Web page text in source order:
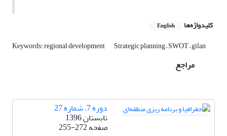
کلیدواژه‌ها English
Keywords: regional development Strategic planning – SWOT – gilan
مراجع
دوره 7، شماره 27
تابستان 1396
صفحه255-272